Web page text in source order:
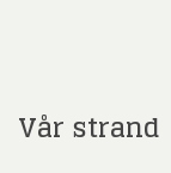
Vår strand